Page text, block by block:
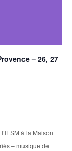
– 26, 27
à la Maison
– musique de